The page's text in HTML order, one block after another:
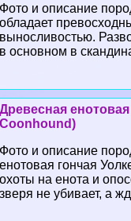
Фото и описание
обладает
выносливостью.
в основном в
Древесная
Coonhound)
Фото и описание
енотовая гончая
охоты на енота и
зверя не убивает, а